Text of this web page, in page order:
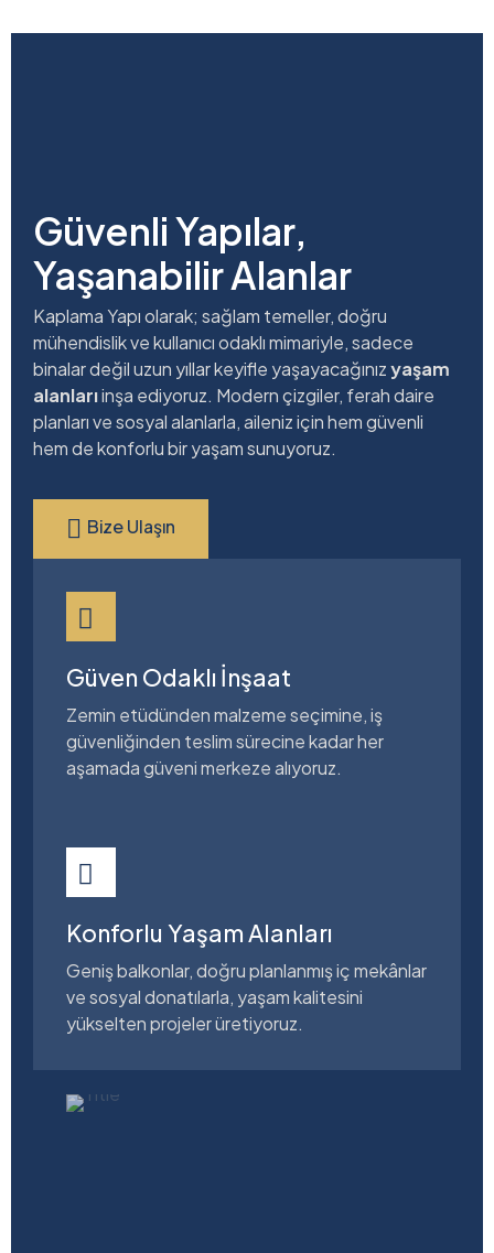
Güvenli Yapılar,
Yaşanabilir Alanlar
Kaplama Yapı olarak; sağlam temeller, doğru
mühendislik ve kullanıcı odaklı mimariyle, sadece
binalar değil uzun yıllar keyifle yaşayacağınızyaşam
alanlarıinşa ediyoruz. Modern çizgiler, ferah daire
planları ve sosyal alanlarla, aileniz için hem güvenli
hem de konforlu bir yaşam sunuyoruz.
Bize Ulaşın
Güven Odaklı İnşaat
Zemin etüdünden malzeme seçimine, iş
güvenliğinden teslim sürecine kadar her
aşamada güveni merkeze alıyoruz.
Konforlu Yaşam Alanları
Geniş balkonlar, doğru planlanmış iç mekânlar
ve sosyal donatılarla, yaşam kalitesini
yükselten projeler üretiyoruz.